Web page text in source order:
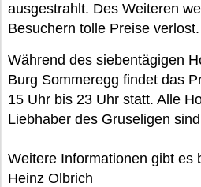
ausgestrahlt. Des Weiteren
Besuchern tolle Preise verlost.
Während des siebentägigen
Burg Sommeregg findet das
15 Uhr bis 23 Uhr statt. Alle
Liebhaber des Gruseligen
Weitere Informationen gibt es
Heinz Olbrich